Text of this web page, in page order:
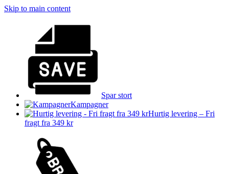
Skip to main content
Spar stort
Kampagner
Hurtig levering – Fri
fragt fra 349 kr